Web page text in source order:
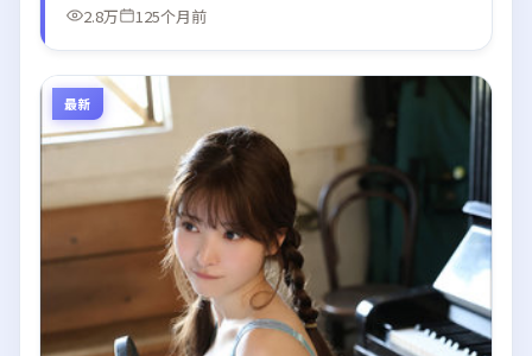
2.8万
125个月前
最新